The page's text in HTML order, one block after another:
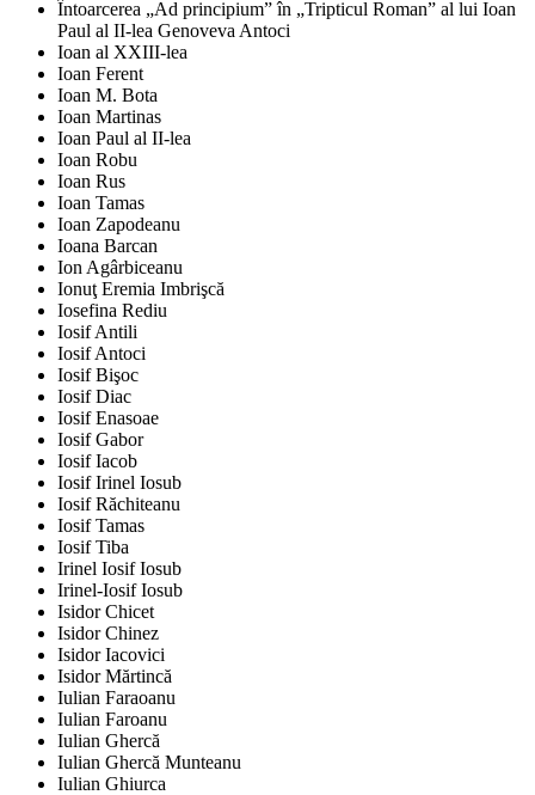
Întoarcerea „Ad principium” în „Tripticul Roman” al lui Ioan
Paul al II-lea Genoveva Antoci
Ioan al XXIII-lea
Ioan Ferent
Ioan M. Bota
Ioan Martinas
Ioan Paul al II-lea
Ioan Robu
Ioan Rus
Ioan Tamas
Ioan Zapodeanu
Ioana Barcan
Ion Agârbiceanu
Ionuţ Eremia Imbrişcă
Iosefina Rediu
Iosif Antili
Iosif Antoci
Iosif Bişoc
Iosif Diac
Iosif Enasoae
Iosif Gabor
Iosif Iacob
Iosif Irinel Iosub
Iosif Răchiteanu
Iosif Tamas
Iosif Tiba
Irinel Iosif Iosub
Irinel-Iosif Iosub
Isidor Chicet
Isidor Chinez
Isidor Iacovici
Isidor Mărtincă
Iulian Faraoanu
Iulian Faroanu
Iulian Ghercă
Iulian Ghercă Munteanu
Iulian Ghiurca